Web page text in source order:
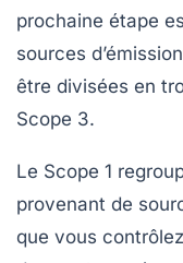
prochaine étape
sources
être divisées en
Scope 3.
Le Scope 1
provenant de
que vous